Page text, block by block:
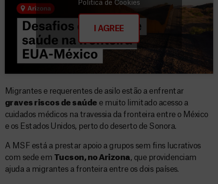
Política de Cookies
I AGREE
Migrantes e requerentes de asilo estão a enfrentar
graves riscos de saúde e muito limitado acesso a
cuidados médicos na travessia da fronteira entre o México
e os Estados Unidos, perto do deserto de Sonora.
A MSF está a prestar apoio a grupos sem fins lucrativos
com sede em Tucson, no Arizona, que providenciam
ajuda a migrantes a fronteira entre os dois países.